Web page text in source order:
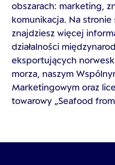
obszarach: marketing,
komunikacja. Na
znajdziesz więcej
działalności
eksportujących
morza, naszym
Marketingowym oraz
towarowy „Seafood